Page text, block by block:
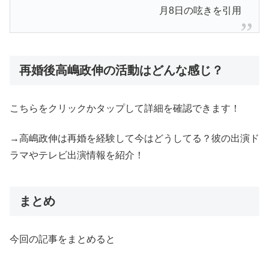
月8日の呟きを引用
再婚後高嶋政伸の活動はどんな感じ？
こちらをクリックかタップして詳細を確認できます！
→高嶋政伸は再婚を経験して今はどうしてる？彼の出演ド
ラマやテレビ出演情報を紹介！
まとめ
今回の記事をまとめると